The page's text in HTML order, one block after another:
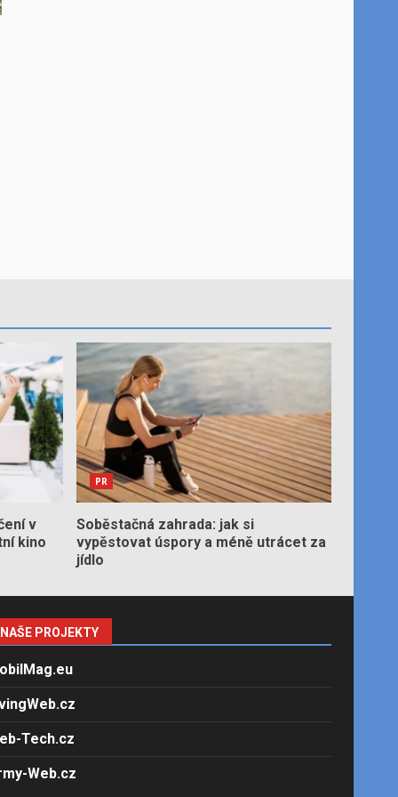
v
kino
PR
Soběstačná zahrada: jak si
vypěstovat úspory a méně utrácet za
jídlo
NAŠE PROJEKTY
Tech.cz
Web.cz